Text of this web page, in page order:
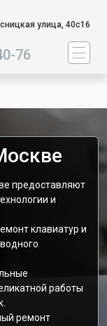
улица, 40с16
76
предоставляют
и
клавиатур и
работы
ремонт